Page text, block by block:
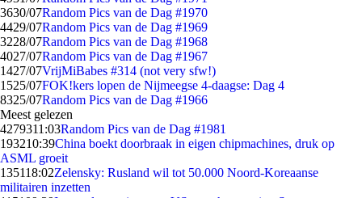
3630/07Random Pics van de Dag #1970
4429/07Random Pics van de Dag #1969
3228/07Random Pics van de Dag #1968
4027/07Random Pics van de Dag #1967
1427/07VrijMiBabes #314 (not very sfw!)
1525/07FOK!kers lopen de Nijmeegse 4-daagse: Dag 4
8325/07Random Pics van de Dag #1966
Meest gelezen
4279311:03Random Pics van de Dag #1981
193210:39China boekt doorbraak in eigen chipmachines, druk op
ASML groeit
135118:02Zelensky: Rusland wil tot 50.000 Noord-Koreaanse
militairen inzetten